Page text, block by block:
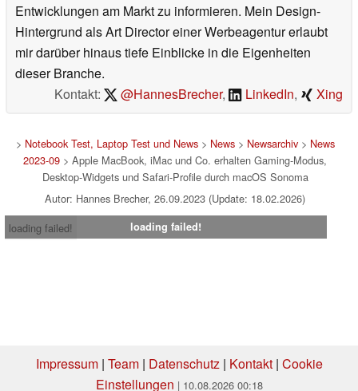
Entwicklungen am Markt zu informieren. Mein Design-
Hintergrund als Art Director einer Werbeagentur erlaubt
mir darüber hinaus tiefe Einblicke in die Eigenheiten
dieser Branche.
Kontakt:
@HannesBrecher, LinkedIn, Xing
> Notebook Test, Laptop Test und News> News> Newsarchiv> News
2023-09 > Apple MacBook, iMac und Co. erhalten Gaming-Modus,
Desktop-Widgets und Safari-Profile durch macOS Sonoma
Autor: Hannes Brecher, 26.09.2023 (Update: 18.02.2026)
loading failed!
loading failed!
Impressum| Team| Datenschutz | Kontakt| Cookie
Einstellungen | 10.08.2026 00:18